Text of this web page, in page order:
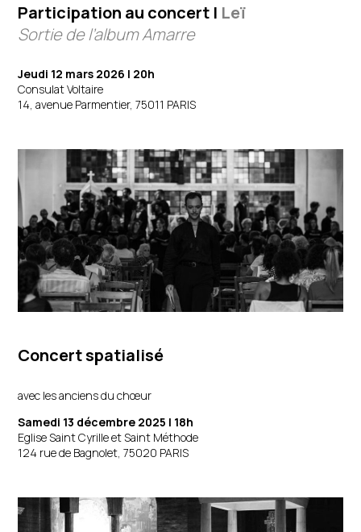
Participation au concert | Leï
Sortie de l’album Amarre
Jeudi 12 mars 2026 | 20h
Consulat Voltaire
14, avenue Parmentier, 75011 PARIS
Concert spatialisé
avec les anciens du chœur
Samedi 13 décembre 2025 | 18h
Eglise Saint Cyrille et Saint Méthode
124 rue de Bagnolet, 75020 PARIS